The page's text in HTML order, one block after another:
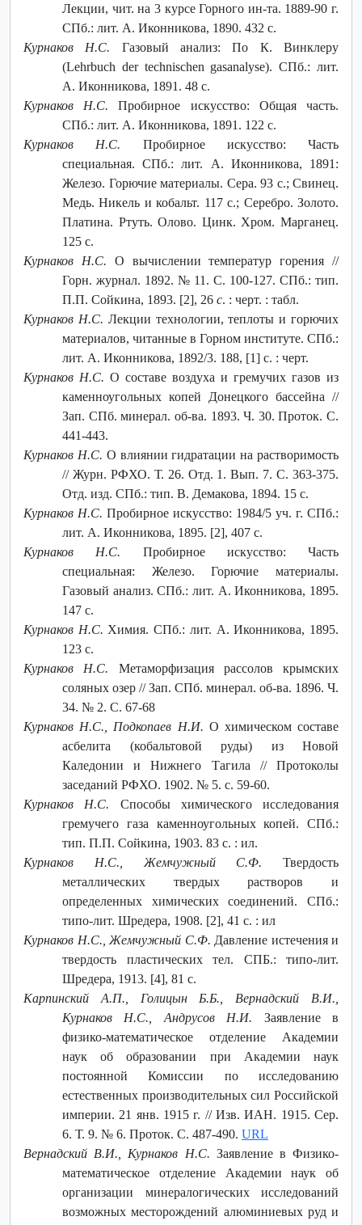
Лекции, чит. на 3 курсе Горного ин-та. 1889-90 г.
СПб.: лит. А. Иконникова, 1890. 432 с.
Курнаков Н.С. Газовый анализ: По К. Винклеру
(Lehrbuch der technischen gasanalyse). СПб.: лит.
А. Иконникова, 1891. 48 с.
Курнаков Н.С. Пробирное искусство: Общая часть.
СПб.: лит. А. Иконникова, 1891. 122 с.
Курнаков Н.С. Пробирное искусство: Часть
специальная. СПб.: лит. А. Иконникова, 1891:
Железо. Горючие материалы. Сера. 93 с.; Свинец.
Медь. Никель и кобальт. 117 с.; Серебро. Золото.
Платина. Ртуть. Олово. Цинк. Хром. Марганец.
125 с.
Курнаков Н.С. О вычислении температур горения //
Горн. журнал. 1892. № 11. С. 100-127. СПб.: тип.
П.П. Сойкина, 1893. [2], 26 с. : черт. : табл.
Курнаков Н.С. Лекции технологии, теплоты и горючих
материалов, читанные в Горном институте. СПб.:
лит. А. Иконникова, 1892/3. 188, [1] с. : черт.
Курнаков Н.С. О составе воздуха и гремучих газов из
каменноугольных копей Донецкого бассейна //
Зап. СПб. минерал. об-ва. 1893. Ч. 30. Проток. С.
441-443.
Курнаков Н.С. О влиянии гидратации на растворимость
// Журн. РФХО. Т. 26. Отд. 1. Вып. 7. С. 363-375.
Отд. изд. СПб.: тип. В. Демакова, 1894. 15 с.
Курнаков Н.С. Пробирное искусство: 1984/5 уч. г. СПб.:
лит. А. Иконникова, 1895. [2], 407 с.
Курнаков Н.С. Пробирное искусство: Часть
специальная: Железо. Горючие материалы.
Газовый анализ. СПб.: лит. А. Иконникова, 1895.
147 с.
Курнаков Н.С. Химия. СПб.: лит. А. Иконникова, 1895.
123 с.
Курнаков Н.С. Метаморфизация рассолов крымских
соляных озер // Зап. СПб. минерал. об-ва. 1896. Ч.
34. № 2. С. 67-68
Курнаков Н.С., Подкопаев Н.И. О химическом составе
асбелита (кобальтовой руды) из Новой
Каледонии и Нижнего Тагила // Протоколы
заседаний РФХО. 1902. № 5. с. 59-60.
Курнаков Н.С. Способы химического исследования
гремучего газа каменноугольных копей. СПб.:
тип. П.П. Сойкина, 1903. 83 с. : ил.
Курнаков Н.С., Жемчужный С.Ф. Твердость
металлических твердых растворов и
определенных химических соединений. СПб.:
типо-лит. Шредера, 1908. [2], 41 с. : ил
Курнаков Н.С., Жемчужный С.Ф. Давление истечения и
твердость пластических тел. СПБ.: типо-лит.
Шредера, 1913. [4], 81 с.
Карпинский А.П., Голицын Б.Б., Вернадский В.И.,
Курнаков Н.С., Андрусов Н.И. Заявление в
физико-математическое отделение Академии
наук об образовании при Академии наук
постоянной Комиссии по исследованию
естественных производительных сил Россий­ской
империи. 21 янв. 1915 г. // Изв. ИАН. 1915. Сер.
6. Т. 9. № 6. Проток. С. 487-490. URL
Вернадский В.И., Курнаков Н.С. Заявление в Физико-
математическое отделение Академии наук об
организации минералогических исследований
возмож­ных месторождений алюминиевых руд и